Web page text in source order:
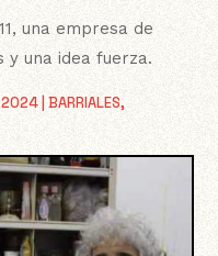
2024 |BARRIALES,
una empresa de
y una idea fuerza.